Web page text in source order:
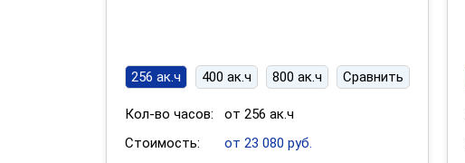
256 ак.ч 400 ак.ч 800 ак.ч Сравнить
Кол-во часов:
от 256 ак.ч
Стоимость:
от 23 080 руб.